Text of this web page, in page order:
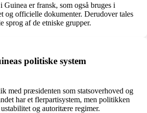
er fransk, som også bruges i
og officielle dokumenter. Derudover tales
sprog af de etniske grupper.
politiske system
med præsidenten som statsoverhoved og
har et flerpartisystem, men politikken
og autoritære regimer.